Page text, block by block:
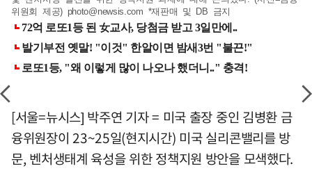
위원회 제공) photo@newsis.com *재판매 및 DB 금지
[서울=뉴시스] 박주연 기자 = 미국 출장 중인 김병환 금
융위원장이 23~25일(현지시간) 미국 실리콘밸리를 방
문, 벤처생태계 육성을 위한 정책지원 방안을 모색했다.